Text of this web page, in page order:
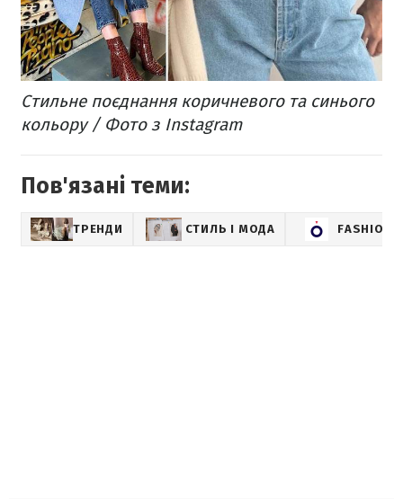
Стильне поєднання коричневого та синього
кольору / Фото з Instagram
Пов'язані теми:
ТРЕНДИ СТИЛЬ І МОДА FASHION